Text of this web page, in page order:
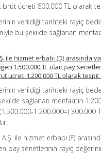
brüt ücreti 600.000 TL olarak
verildiği tarihteki rayiç
bu şekilde sağlanan
ile hizmet erbabı (D) arasında
1.500.000 TL olan pay
ücreti 1.200.000 TL olarak
verildiği tarihteki rayiç
sağlanan menfaatin
1.200.000=) 300.000
ile hizmet erbabı (F)
pay senetlerinin rayiç